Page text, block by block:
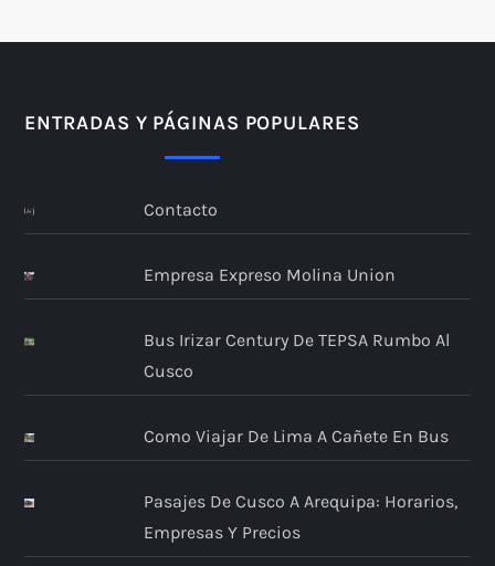
ENTRADAS Y PÁGINAS POPULARES
Contacto
Empresa Expreso Molina Union
Bus Irizar Century De TEPSA Rumbo Al
Cusco
Como Viajar De Lima A Cañete En Bus
Pasajes De Cusco A Arequipa: Horarios,
Empresas Y Precios